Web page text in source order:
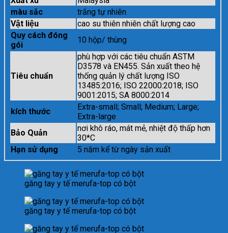
màu sắc
trắng tự nhiên
Vật liệu
cao su thiên nhiên chất lượng cao
Quy cách đóng
gói
10 hộp/ thùng
Tiêu chuẩn
phù hợp với các tiêu chuẩn ASTM
D3578 và EN455. Sản xuất theo hệ
thống quản lý chất lượng ISO
13485:2016; ISO 22000:2018; ISO
9001:2015; SA 8000:2014
kích thước
Extra-small; Small; Medium; Large;
Extra-large
Bảo Quản
nơi khô ráo, mát mẻ, nhiệt độ thấp hơn
30*C
Hạn sử dụng
5 năm kể từ ngày sản xuất
găng tay y tế merufa-top có bột
găng tay y tế merufa-top có bột